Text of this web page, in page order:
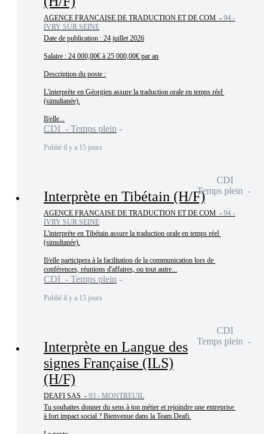
AGENCE FRANCAISE DE TRADUCTION ET DE COM - 94 -
IVRY SUR SEINE
Date de publication : 24 juillet 2026
Salaire : 24 000,00€ à 25 000,00€ par an
Description du poste :
L'interprète en Géorgien assure la traduction orale en temps réel
(simultanée).
Il/elle...
CDI - Temps plein
Publié il y a 15 jours
Interprète en Tibétain (H/F)
AGENCE FRANCAISE DE TRADUCTION ET DE COM - 94 -
IVRY SUR SEINE
L'interprète en Tibétain assure la traduction orale en temps réel
(simultanée).
Il/elle participera à la facilitation de la communication lors de
conférences, réunions d'affaires, ou tout autre...
CDI - Temps plein
Publié il y a 15 jours
CDI
Temps plein
Interprète en Langue des
signes Française (ILS)
(H/F)
DEAFI SAS - 93 - MONTREUIL
Tu souhaites donner du sens à ton métier et rejoindre une entreprise
à fort impact social ? Bienvenue dans la Team Deafi.
CDI
Temps plein